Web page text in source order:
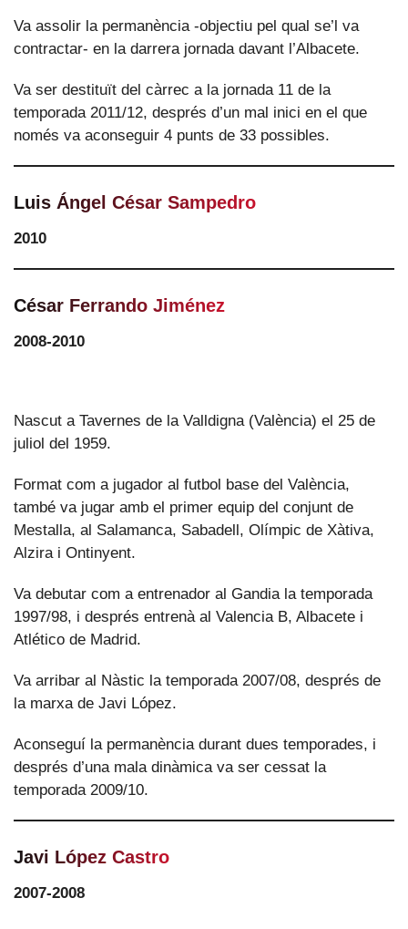
Va assolir la permanència -objectiu pel qual se’l va
contractar- en la darrera jornada davant l’Albacete.
Va ser destituït del càrrec a la jornada 11 de la
temporada 2011/12, després d’un mal inici en el que
només va aconseguir 4 punts de 33 possibles.
Luis Ángel César Sampedro
2010
César Ferrando Jiménez
2008-2010
Nascut a Tavernes de la Valldigna (València) el 25 de
juliol del 1959.
Format com a jugador al futbol base del València,
també va jugar amb el primer equip del conjunt de
Mestalla, al Salamanca, Sabadell, Olímpic de Xàtiva,
Alzira i Ontinyent.
Va debutar com a entrenador al Gandia la temporada
1997/98, i després entrenà al Valencia B, Albacete i
Atlético de Madrid.
Va arribar al Nàstic la temporada 2007/08, després de
la marxa de Javi López.
Aconseguí la permanència durant dues temporades, i
després d’una mala dinàmica va ser cessat la
temporada 2009/10.
Javi López Castro
2007-2008